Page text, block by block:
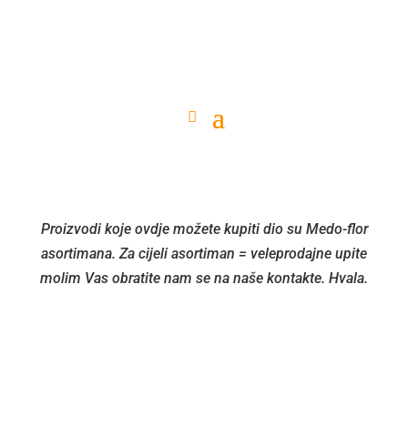
Proizvodi koje ovdje možete kupiti dio su Medo-flor
asortimana. Za cijeli asortiman = veleprodajne upite
molim Vas obratite nam se na naše kontakte. Hvala.